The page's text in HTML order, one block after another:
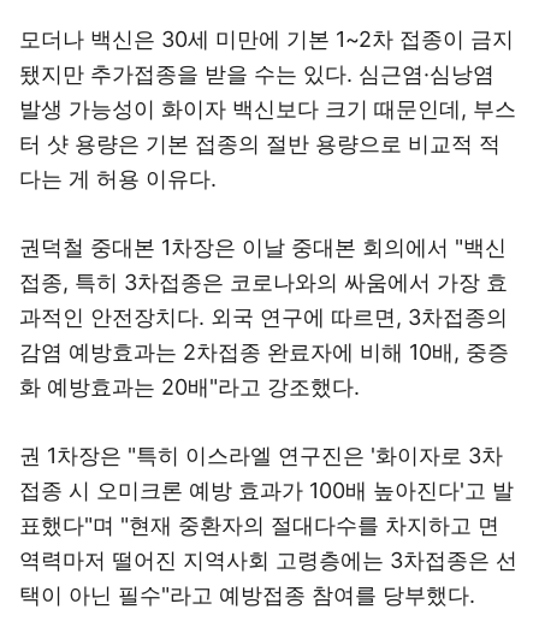
모더나 백신은 30세 미만에 기본 1~2차 접종이 금지
됐지만 추가접종을 받을 수는 있다. 심근염·심낭염
발생 가능성이 화이자 백신보다 크기 때문인데, 부스
터 샷 용량은 기본 접종의 절반 용량으로 비교적 적
다는 게 허용 이유다.
권덕철 중대본 1차장은 이날 중대본 회의에서 "백신
접종, 특히 3차접종은 코로나와의 싸움에서 가장 효
과적인 안전장치다. 외국 연구에 따르면, 3차접종의
감염 예방효과는 2차접종 완료자에 비해 10배, 중증
화 예방효과는 20배"라고 강조했다.
권 1차장은 "특히 이스라엘 연구진은 '화이자로 3차
접종 시 오미크론 예방 효과가 100배 높아진다'고 발
표했다"며 "현재 중환자의 절대다수를 차지하고 면
역력마저 떨어진 지역사회 고령층에는 3차접종은 선
택이 아닌 필수"라고 예방접종 참여를 당부했다.